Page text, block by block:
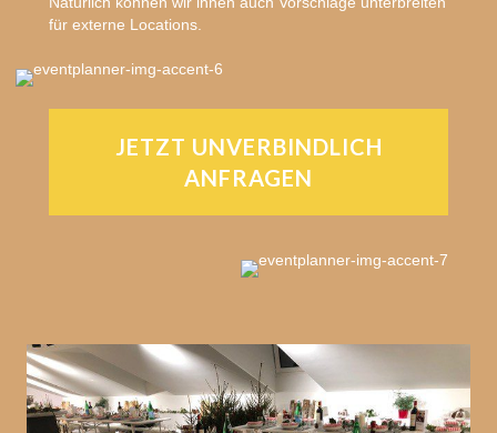
für externe Locations.
JETZT UNVERBINDLICH
ANFRAGEN